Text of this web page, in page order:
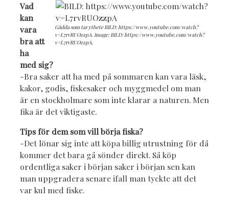
Gädda som tar ytbete BILD: https://www.youtube.com/watch?
v=L7rvRUOzzpA. Image: BILD: https://www.youtube.com/watch?
v=L7rvRUOzzpA.
Vad
kan
vara
bra att
ha
med sig?
-Bra saker att ha med på sommaren kan vara läsk,
kakor, godis, fiskesaker och myggmedel om man
är en stockholmare som inte klarar a naturen. Men
fika är det viktigaste.
Tips för dem som vill börja fiska?
-Det lönar sig inte att köpa billig utrustning för då
kommer det bara gå sönder direkt. Så köp
ordentliga saker i början saker i början sen kan
man uppgradera senare ifall man tyckte att det
var kul med fiske.